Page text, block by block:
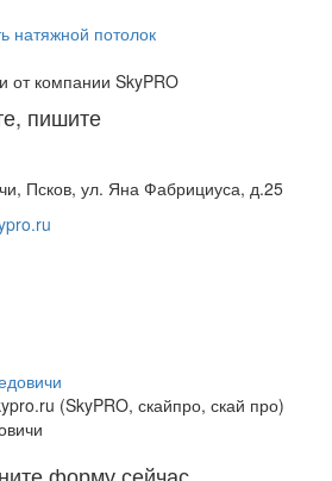
от компании SkyPRO
пишите
Псков, ул. Яна Фабрициуса, д.25
(SkyPRO, скайпро, скай про)
форму сейчас